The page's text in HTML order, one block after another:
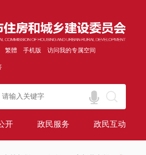
繁體 手机版 访问我的专属空间
开 政民服务 政民互动